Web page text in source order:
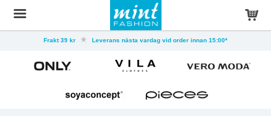
Frakt 39 kr Leverans nästa vardag vid order innan 15:00*